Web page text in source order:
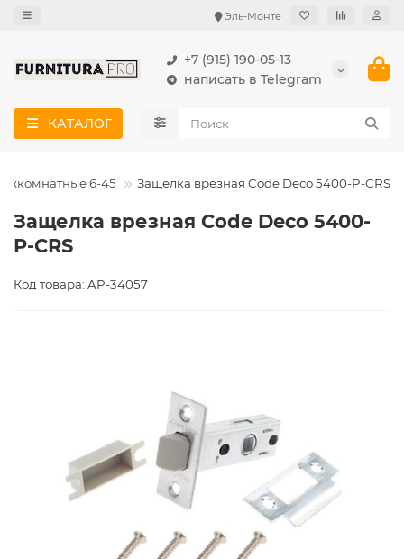
Эль-Монте
+7 (915) 190-05-13
написать в Telegram
КАТАЛОГ
6-45 Защелка врезная Code Deco 5400-P-CRS
Защелка врезная Code Deco 5400-
P-CRS
Код товара: AP-34057